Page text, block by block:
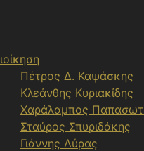
Πέτρος Δ. Καψάσκης
Κλεάνθης Κυριακίδης
Χαράλαμπος
Σταύρος Σπυριδάκης
Γιάννης Λύρας